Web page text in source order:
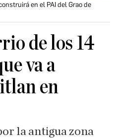
en el PAI del Grao de
de los 14
va a
en
la antigua zona